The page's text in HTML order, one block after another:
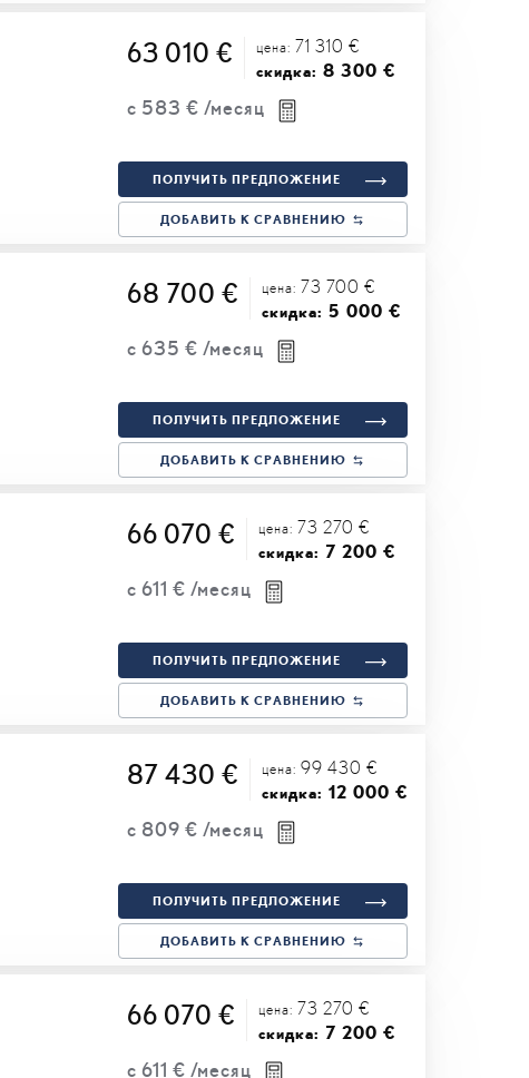
63 010 € цена: 71 310 €
скидка: 8 300 €
с 583 € /месяц
ПОЛУЧИТЬ ПРЕДЛОЖЕНИЕ
ДОБАВИТЬ К СРАВНЕНИЮ
68 700 € цена: 73 700 €
скидка: 5 000 €
с 635 € /месяц
ПОЛУЧИТЬ ПРЕДЛОЖЕНИЕ
ДОБАВИТЬ К СРАВНЕНИЮ
66 070 € цена: 73 270 €
скидка: 7 200 €
с 611 € /месяц
ПОЛУЧИТЬ ПРЕДЛОЖЕНИЕ
ДОБАВИТЬ К СРАВНЕНИЮ
87 430 € цена: 99 430 €
скидка: 12 000 €
с 809 € /месяц
ПОЛУЧИТЬ ПРЕДЛОЖЕНИЕ
ДОБАВИТЬ К СРАВНЕНИЮ
66 070 € цена: 73 270 €
скидка: 7 200 €
с 611 € /месяц